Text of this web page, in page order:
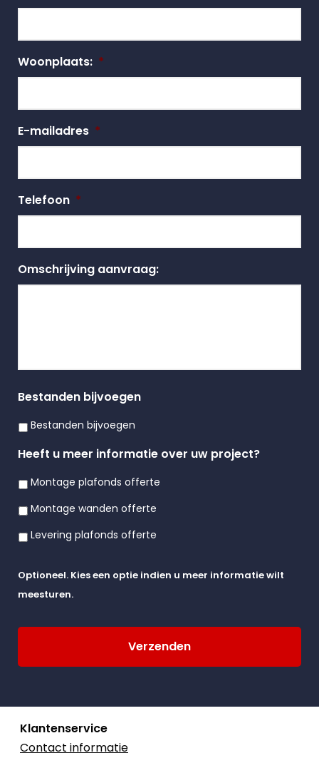
Woonplaats: *
E-mailadres *
Telefoon *
Omschrijving aanvraag:
Bestanden bijvoegen
Bestanden bijvoegen
Heeft u meer informatie over uw project?
Montage plafonds offerte
Montage wanden offerte
Levering plafonds offerte
Optioneel. Kies een optie indien u meer informatie wilt
meesturen.
Klantenservice
Contact informatie